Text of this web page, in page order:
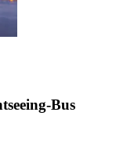
Bus